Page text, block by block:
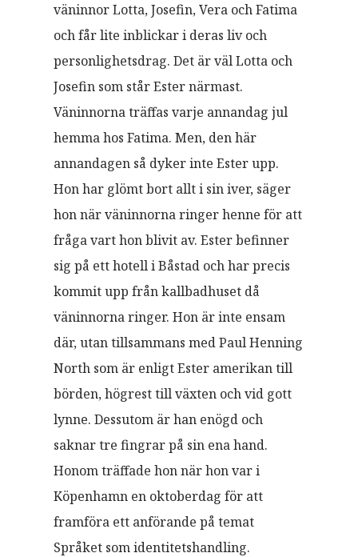
väninnor Lotta, Josefin, Vera och Fatima
och får lite inblickar i deras liv och
personlighetsdrag. Det är väl Lotta och
Josefin som står Ester närmast.
Väninnorna träffas varje annandag jul
hemma hos Fatima. Men, den här
annandagen så dyker inte Ester upp.
Hon har glömt bort allt i sin iver, säger
hon när väninnorna ringer henne för att
fråga vart hon blivit av. Ester befinner
sig på ett hotell i Båstad och har precis
kommit upp från kallbadhuset då
väninnorna ringer. Hon är inte ensam
där, utan tillsammans med Paul Henning
North som är enligt Ester amerikan till
börden, högrest till växten och vid gott
lynne. Dessutom är han enögd och
saknar tre fingrar på sin ena hand.
Honom träffade hon när hon var i
Köpenhamn en oktoberdag för att
framföra ett anförande på temat
Språket som identitetshandling.